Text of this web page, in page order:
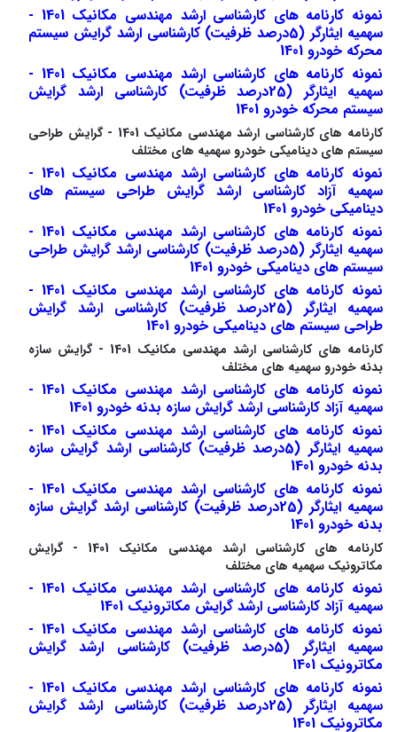
نمونه کارنامه های کارشناسی ارشد مهندسی مکانیک 1401 -
سهمیه ایثارگر (5درصد ظرفیت) کارشناسی ارشد گرایش سیستم
محرکه خودرو 1401
نمونه کارنامه های کارشناسی ارشد مهندسی مکانیک 1401 -
سهمیه ایثارگر (25درصد ظرفیت) کارشناسی ارشد گرایش
سیستم محرکه خودرو 1401
کارنامه های کارشناسی ارشد مهندسی مکانیک 1401 - گرایش طراحی
سیستم های دینامیکی خودرو سهمیه های مختلف
نمونه کارنامه های کارشناسی ارشد مهندسی مکانیک 1401 -
سهمیه آزاد کارشناسی ارشد گرایش طراحی سیستم های
دینامیکی خودرو 1401
نمونه کارنامه های کارشناسی ارشد مهندسی مکانیک 1401 -
سهمیه ایثارگر (5درصد ظرفیت) کارشناسی ارشد گرایش طراحی
سیستم های دینامیکی خودرو 1401
نمونه کارنامه های کارشناسی ارشد مهندسی مکانیک 1401 -
سهمیه ایثارگر (25درصد ظرفیت) کارشناسی ارشد گرایش
طراحی سیستم های دینامیکی خودرو 1401
کارنامه های کارشناسی ارشد مهندسی مکانیک 1401 - گرایش سازه
بدنه خودرو سهمیه های مختلف
نمونه کارنامه های کارشناسی ارشد مهندسی مکانیک 1401 -
سهمیه آزاد کارشناسی ارشد گرایش سازه بدنه خودرو 1401
نمونه کارنامه های کارشناسی ارشد مهندسی مکانیک 1401 -
سهمیه ایثارگر (5درصد ظرفیت) کارشناسی ارشد گرایش سازه
بدنه خودرو 1401
نمونه کارنامه های کارشناسی ارشد مهندسی مکانیک 1401 -
سهمیه ایثارگر (25درصد ظرفیت) کارشناسی ارشد گرایش سازه
بدنه خودرو 1401
کارنامه های کارشناسی ارشد مهندسی مکانیک 1401 - گرایش
مکاترونیک سهمیه های مختلف
نمونه کارنامه های کارشناسی ارشد مهندسی مکانیک 1401 -
سهمیه آزاد کارشناسی ارشد گرایش مکاترونیک 1401
نمونه کارنامه های کارشناسی ارشد مهندسی مکانیک 1401 -
سهمیه ایثارگر (5درصد ظرفیت) کارشناسی ارشد گرایش
مکاترونیک 1401
نمونه کارنامه های کارشناسی ارشد مهندسی مکانیک 1401 -
سهمیه ایثارگر (25درصد ظرفیت) کارشناسی ارشد گرایش
مکاترونیک 1401